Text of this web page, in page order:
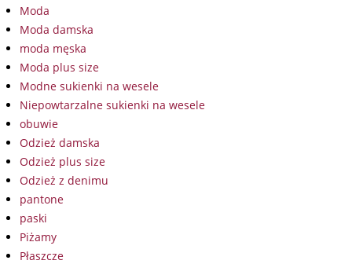
Moda
Moda damska
moda męska
Moda plus size
Modne sukienki na wesele
Niepowtarzalne sukienki na wesele
obuwie
Odzież damska
Odzież plus size
Odzież z denimu
pantone
paski
Piżamy
Płaszcze